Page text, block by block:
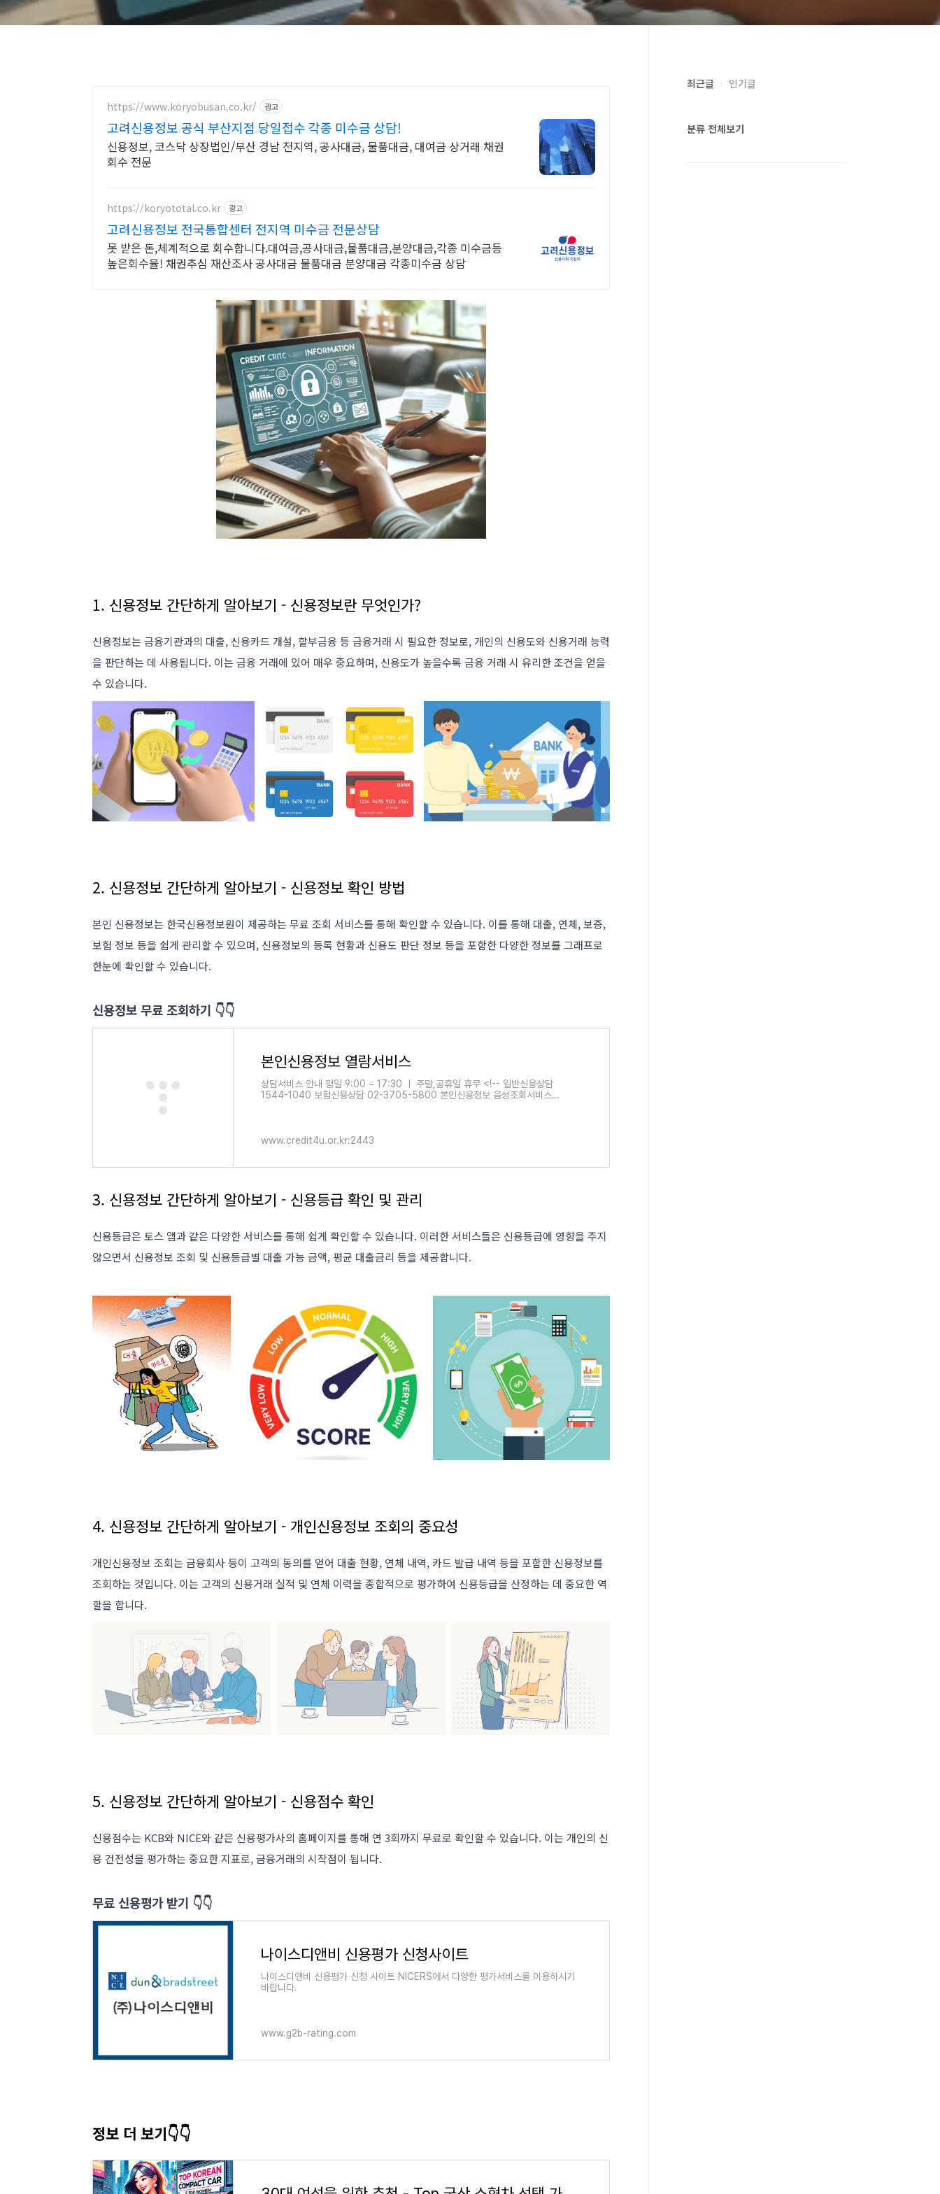
https://www.koryobusan.co.kr/ 광고
고려신용정보 공식 부산지점 당일접수 각종 미수금 상담!
신용정보, 코스닥 상장법인/부산 경남 전지역, 공사대금, 물품대금, 대여금 상거래 채권
회수 전문
https://koryototal.co.kr 광고
고려신용정보 전국통합센터 전지역 미수금 전문상담
못 받은 돈,체계적으로 회수합니다.대여금,공사대금,물품대금,분양대금,각종 미수금등
높은회수율! 채권추심 재산조사 공사대금 물품대금 분양대금 각종미수금 상담
1. 신용정보 간단하게 알아보기 - 신용정보란 무엇인가?
신용정보는 금융기관과의 대출, 신용카드 개설, 할부금융 등 금융거래 시 필요한 정보로, 개인의 신용도와 신용거래 능력
을 판단하는 데 사용됩니다. 이는 금융 거래에 있어 매우 중요하며, 신용도가 높을수록 금융 거래 시 유리한 조건을 얻을
수 있습니다​​.
2. 신용정보 간단하게 알아보기 - 신용정보 확인 방법
본인 신용정보는 한국신용정보원이 제공하는 무료 조회 서비스를 통해 확인할 수 있습니다. 이를 통해 대출, 연체, 보증,
보험 정보 등을 쉽게 관리할 수 있으며, 신용정보의 등록 현황과 신용도 판단 정보 등을 포함한 다양한 정보를 그래프로
한눈에 확인할 수 있습니다​​.
신용정보 무료 조회하기 👇👇
본인신용정보 열람서비스
상담서비스 안내 평일 9:00 ~ 17:30 ㅣ 주말,공휴일 휴무 <!-- 일반신용상담
1544-1040 보험신용상담 02-3705-5800 본인신용정보 음성조회서비스
www.credit4u.or.kr:2443
3. 신용정보 간단하게 알아보기 - 신용등급 확인 및 관리
신용등급은 토스 앱과 같은 다양한 서비스를 통해 쉽게 확인할 수 있습니다. 이러한 서비스들은 신용등급에 영향을 주지
않으면서 신용정보 조회 및 신용등급별 대출 가능 금액, 평균 대출금리 등을 제공합니다​​.
4. 신용정보 간단하게 알아보기 - 개인신용정보 조회의 중요성
개인신용정보 조회는 금융회사 등이 고객의 동의를 얻어 대출 현황, 연체 내역, 카드 발급 내역 등을 포함한 신용정보를
조회하는 것입니다. 이는 고객의 신용거래 실적 및 연체 이력을 종합적으로 평가하여 신용등급을 산정하는 데 중요한 역
할을 합니다​​.
5. 신용정보 간단하게 알아보기 - 신용점수 확인
신용점수는 KCB와 NICE와 같은 신용평가사의 홈페이지를 통해 연 3회까지 무료로 확인할 수 있습니다. 이는 개인의 신
용 건전성을 평가하는 중요한 지표로, 금융거래의 시작점이 됩니다​​.
무료 신용평가 받기 👇👇
나이스디앤비 신용평가 신청사이트
나이스디앤비 신용평가 신청 사이트 NICERS에서 다양한 평가서비스를 이용하시기
바랍니다.
www.g2b-rating.com
정보 더 보기👇👇
최근글 인기글
분류 전체보기